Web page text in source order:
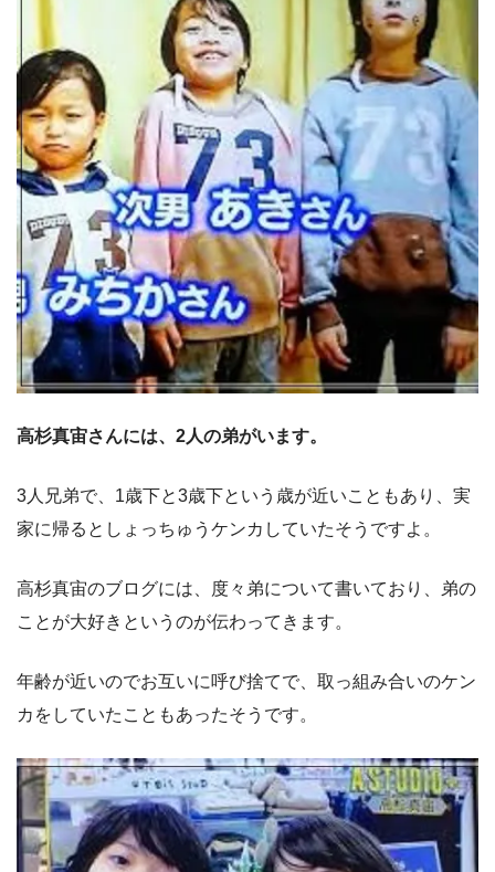
高杉真宙さんには、2人の弟がいます。
3人兄弟で、1歳下と3歳下という歳が近いこともあり、実
家に帰るとしょっちゅうケンカしていたそうですよ。
高杉真宙のブログには、度々弟について書いており、弟の
ことが大好きというのが伝わってきます。
年齢が近いのでお互いに呼び捨てで、取っ組み合いのケン
カをしていたこともあったそうです。